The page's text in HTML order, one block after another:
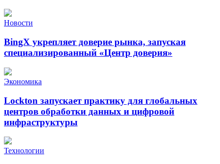
Новости
BingX укрепляет доверие рынка, запуская
специализированный «Центр доверия»
Экономика
Lockton запускает практику для глобальных
центров обработки данных и цифровой
инфраструктуры
Технологии